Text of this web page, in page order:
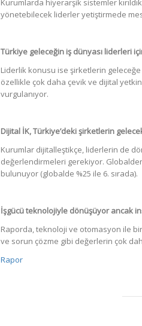
yönetebilecek liderler yetiştirmede
Türkiye geleceğin iş dünyası liderleri
Liderlik konusu ise şirketlerin
özellikle çok daha çevik ve dijital
vurgulanıyor.
Dijital İK, Türkiye’deki şirketlerin
Kurumlar dijitalleştikçe, liderlerin de
değerlendirmeleri gerekiyor.
bulunuyor (globalde %25 ile 6. sırada).
İşgücü teknolojiyle dönüşüyor ancak
Raporda, teknoloji ve otomasyon ile
ve sorun çözme gibi değerlerin çok
Rapor